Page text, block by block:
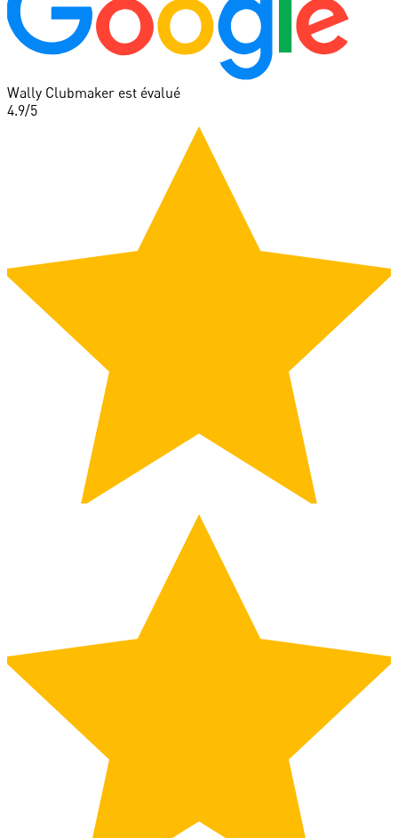
Wally Clubmaker est évalué
4.9/5